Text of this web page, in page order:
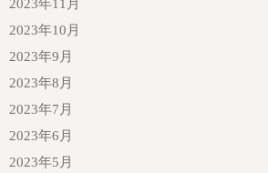
2023年11月
2023年10月
2023年9月
2023年8月
2023年7月
2023年6月
2023年5月